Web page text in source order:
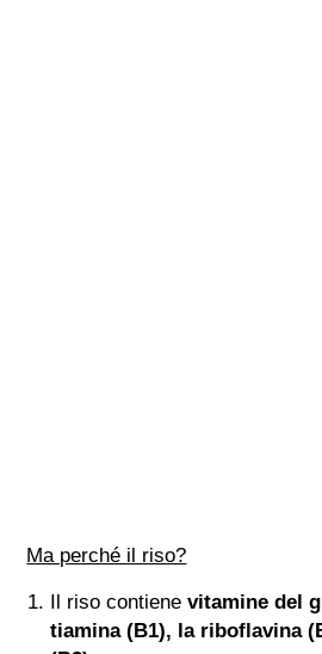
Ma perché il riso?
Il riso contienevitamine del
tiamina (B1), la riboflavina